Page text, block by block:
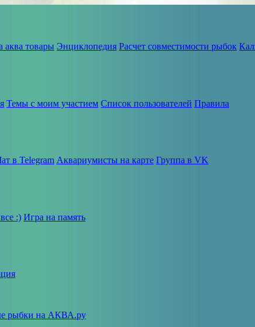
аква товары Энциклопедия Расчет совместимости рыбок
Темы с моим участием Список пользователей Правила
в Telegram Аквариумисты на карте Группа в VK
:) Игра на память